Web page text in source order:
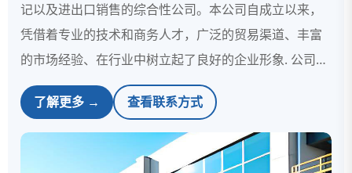
记以及进出口销售的综合性公司。本公司自成立以来，
凭借着专业的技术和商务人才，广泛的贸易渠道、丰富
的市场经验、在行业中树立起了良好的企业形象. 公司目
前主要的产品有吡虫啉、啶虫咪、哒螨灵、吡蚜酮、毒
死蜱、氟虫睛、嘧菌酯、苯醚甲环唑、草胺膦、烯草酮
等杀虫剂、除草剂和杀菌剂，以及相应的WP、WDG、
SP、SL、EC等剂型, 已和多个国家和地区建立了长期稳
了解更多 → 查看联系方式